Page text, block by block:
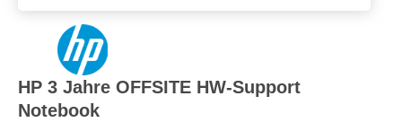
HP 3 Jahre OFFSITE HW-Support
Notebook